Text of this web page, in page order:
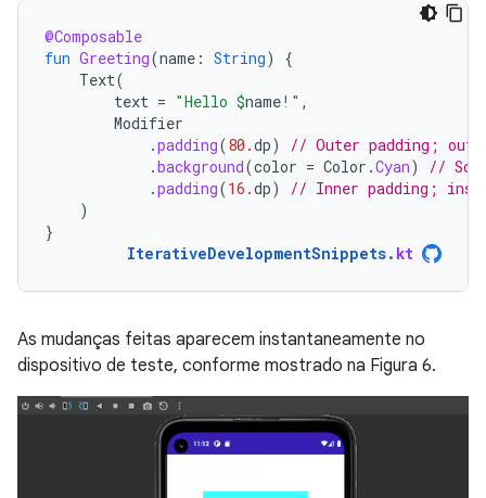
@Composable
fun Greeting(name : String)
{
Text(
text = "Hello $name!" ,
Modifier
.padding(80.dp)
// Outer padding;
.background(color = Color .Cyan)
//
.padding(16.dp)
// Inner padding;
)
}
IterativeDevelopmentSnippets. kt
As mudanças feitas aparecem instantaneamente no
dispositivo de teste, conforme mostrado na Figura 6.